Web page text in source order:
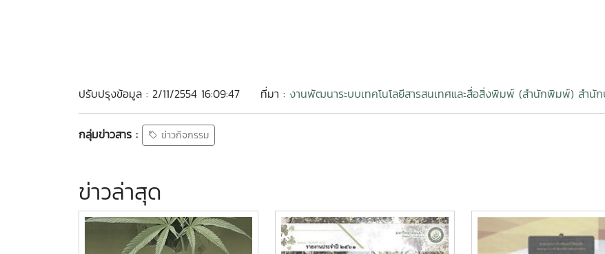
ปรับปรุงข้อมูล : 2/11/2554 16:09:47 ที่มา : งานพัฒนาระบบเทคโนโลยีสารสนเทศและสื่อสิ่งพิมพ์ (สำนักพิมพ์) สำนั
กลุ่มข่าวสาร : ข่าวกิจกรรม
ข่าวล่าสุด